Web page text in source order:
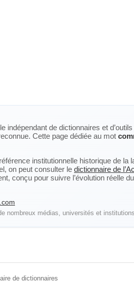
indépendant de dictionnaires et
Cette page dédiée au mot
institutionnelle historique de la
on peut consulter le dictionnaire de
conçu pour suivre l’évolution réelle
nombreux médias, universités et
de dictionnaires